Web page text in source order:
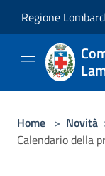
Regione
Home > Novità
Calendario della